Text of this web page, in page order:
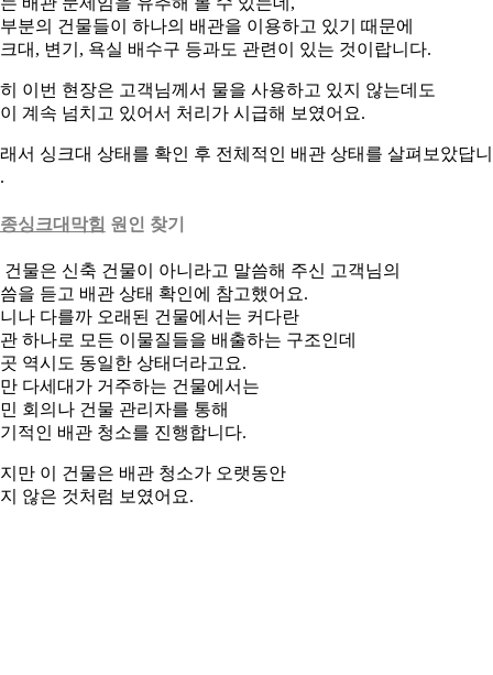
분의 건물들이 하나의 배관을 이용하고 있기 때문에
대, 변기, 욕실 배수구 등과도 관련이 있는 것이랍니다.
이번 현장은 고객님께서 물을 사용하고 있지 않는데도
계속 넘치고 있어서 처리가 시급해 보였어요.
서 싱크대 상태를 확인 후 전체적인 배관 상태를 살펴보았답니
싱크대막힘 원인 찾기
건물은 신축 건물이 아니라고 말씀해 주신 고객님의
을 듣고 배관 상태 확인에 참고했어요.
나 다를까 오래된 건물에서는 커다란
하나로 모든 이물질들을 배출하는 구조인데
역시도 동일한 상태더라고요.
다세대가 거주하는 건물에서는
회의나 건물 관리자를 통해
적인 배관 청소를 진행합니다.
만 이 건물은 배관 청소가 오랫동안
않은 것처럼 보였어요.